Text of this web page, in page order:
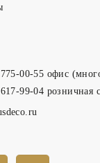
00-55 офис
99-04 розничная